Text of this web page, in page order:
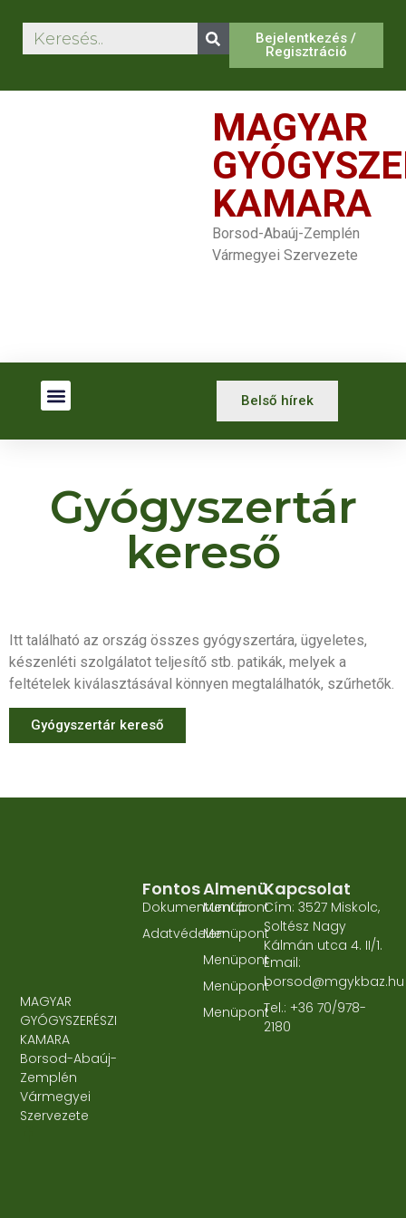
Bejelentkezés /
Regisztráció
MAGYAR
KAMARA
Borsod-Abaúj-Zemplén
Vármegyei Szervezete
Belső hírek
Gyógyszertár
kereső
Itt található az ország összes gyógyszertára, ügyeletes,
készenléti szolgálatot teljesítő stb. patikák, melyek a
feltételek kiválasztásával könnyen megtalálhatók, szűrhetők.
Gyógyszertár kereső
MAGYAR
GYÓGYSZERÉSZI
KAMARA
Borsod-Abaúj-
Zemplén
Vármegyei
Szervezete
Almenü
Menüpont
Menüpont
Menüpont
Menüpont
Menüpont
Fontos
Dokumentumtár
Adatvédelem
Kapcsolat
Cím: 3527 Miskolc,
Soltész Nagy
Kálmán utca 4. II/1.
Email:
borsod@mgykbaz.hu
Tel.: +36 70/978-
2180